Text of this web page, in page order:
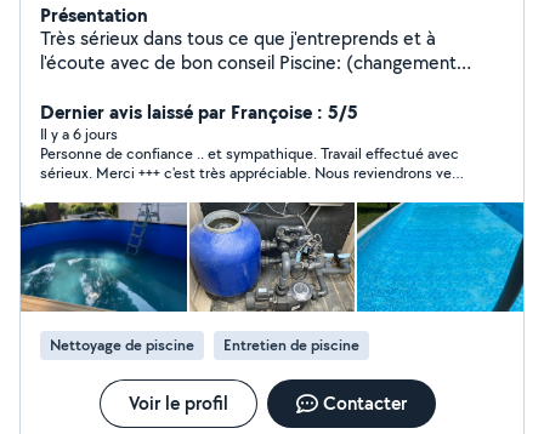
Présentation
Très sérieux dans tous ce que j'entreprends et à
l'écoute avec de bon conseil Piscine: (changement
complet,fuite, nettoyage complet vidange et nettoyage
karcher Carrelage: (pose travertin extérieur et
intérieur,faïence) Bricolage: (petite
électrique,plomberie,maçonnerie,terrasse,montage
meuble..) Nettoyage karcher : ( terrasse,clôture,façade
maison..) Je travaille comme si c'était pour moi ! Devis
gratuit n'hésitez pas à me contacter Au plaisir Zéro six
Trente deux Soixante et un Cinquante six Soixante dix
huit
Dernier avis laissé par Françoise : 5/5
Il y a 6 jours
Personne de confiance .. et sympathique. Travail effectué avec
sérieux. Merci +++ c'est très appréciable. Nous reviendrons vers
Nettoyage de piscine Entretien de piscine
Voir le profil Contacter